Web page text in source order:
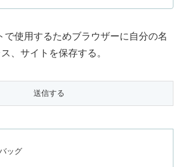
で使用するためブラウザーに自分の名
、サイトを保存する。
ッグ